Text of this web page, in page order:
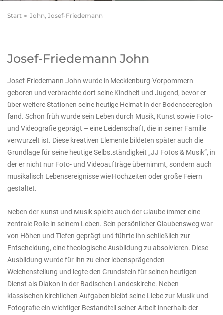
Start John, Josef-Friedemann
Josef-Friedemann John
Josef-Friedemann John wurde in Mecklenburg-Vorpommern
geboren und verbrachte dort seine Kindheit und Jugend, bevor er
über weitere Stationen seine heutige Heimat in der Bodenseeregion
fand. Schon früh wurde sein Leben durch Musik, Kunst sowie Foto-
und Videografie geprägt – eine Leidenschaft, die in seiner Familie
verwurzelt ist. Diese kreativen Elemente bildeten später auch die
Grundlage für seine heutige Selbstständigkeit „JJ Fotos & Musik“, in
der er nicht nur Foto- und Videoaufträge übernimmt, sondern auch
musikalisch Lebensereignisse wie Hochzeiten oder große Feiern
gestaltet.
Neben der Kunst und Musik spielte auch der Glaube immer eine
zentrale Rolle in seinem Leben. Sein persönlicher Glaubensweg war
von Höhen und Tiefen geprägt und führte ihn schließlich zur
Entscheidung, eine theologische Ausbildung zu absolvieren. Diese
Ausbildung wurde für ihn zu einer lebensprägenden
Weichenstellung und legte den Grundstein für seinen heutigen
Dienst als Diakon in der Badischen Landeskirche. Neben
klassischen kirchlichen Aufgaben bleibt seine Liebe zur Musik und
Fotografie ein wichtiger Bestandteil seiner Arbeit innerhalb der